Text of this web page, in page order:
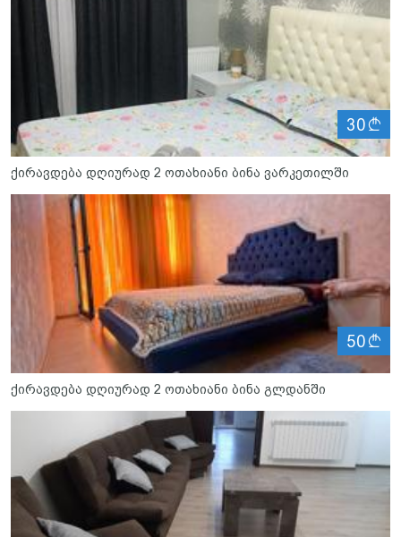
30
ქირავდება დღიურად 2 ოთახიანი ბინა ვარკეთილში
50
ქირავდება დღიურად 2 ოთახიანი ბინა გლდანში